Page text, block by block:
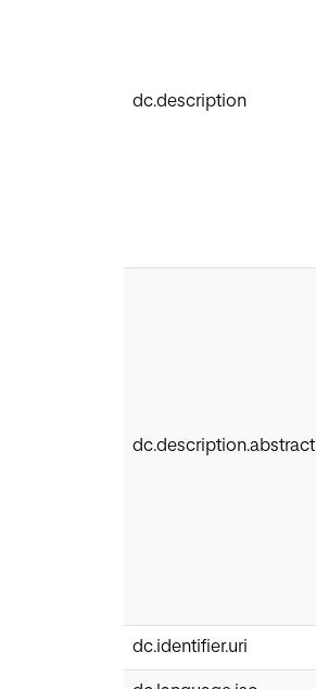
dc.description
dc.description.abstract
dc.identifier.uri